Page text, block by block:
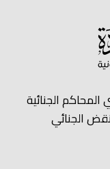
الجنائية
الجنائي